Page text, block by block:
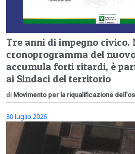
Tre anni di impegno civico.
cronoprogramma del
accumula forti ritardi, è
ai Sindaci del territorio
di Movimento per la riqualificazione
30 luglio 2026